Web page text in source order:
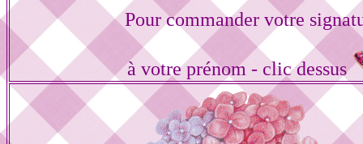
Pour commander votre
à votre prénom - clic dessus